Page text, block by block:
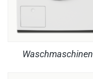
Waschmaschinen